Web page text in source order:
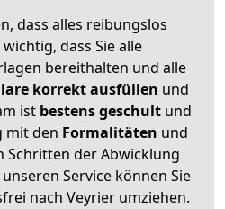
dass alles reibungslos
dass Sie alle
bereithalten und alle
korrekt ausfüllen und
ist bestens geschult und
mit den Formalitäten und
Schritten der Abwicklung
Service können Sie
nach Veyrier umziehen.